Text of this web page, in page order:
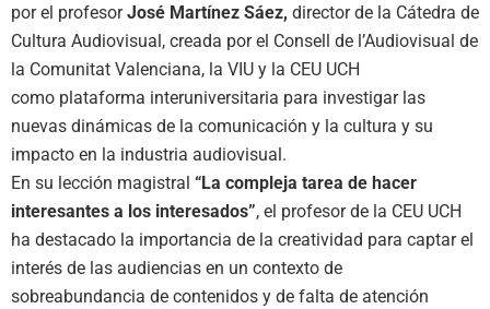
por el profesorJosé Martínez Sáez, director de la Cátedra de
Cultura Audiovisual, creada por el Consell de l’Audiovisual de
la Comunitat Valenciana, la VIU y la CEU UCH
como plataforma interuniversitaria para investigar las
nuevas dinámicas de la comunicación y la cultura y su
impacto en la industria audiovisual.
En su lección magistral “La compleja tarea de hacer
interesantes a los interesados”, el profesor de la CEU UCH
ha destacado la importancia de la creatividad para captar el
interés de las audiencias en un contexto de
sobreabundancia de contenidos y de falta de atención